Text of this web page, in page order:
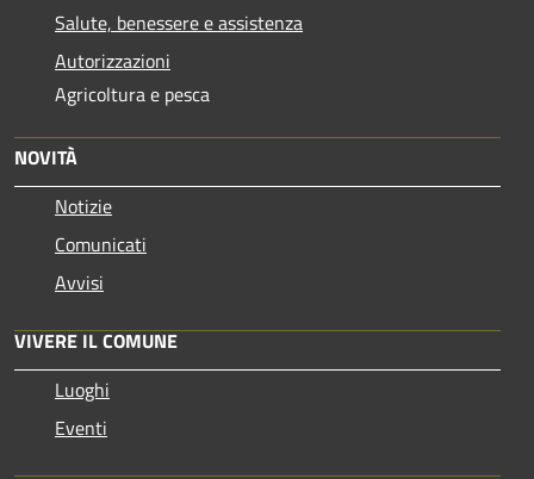
Salute, benessere e assistenza
Autorizzazioni
Agricoltura e pesca
NOVITÀ
Notizie
Comunicati
Avvisi
VIVERE IL COMUNE
Luoghi
Eventi